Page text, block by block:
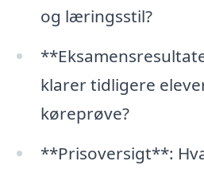
og læringsstil?
klarer tidligere
køreprøve?
**Prisoversigt**: